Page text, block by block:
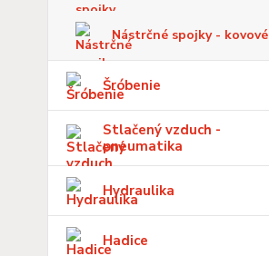
Nástrčné spojky - kovové
Šróbenie
Stlačený vzduch -
pneumatika
Hydraulika
Hadice